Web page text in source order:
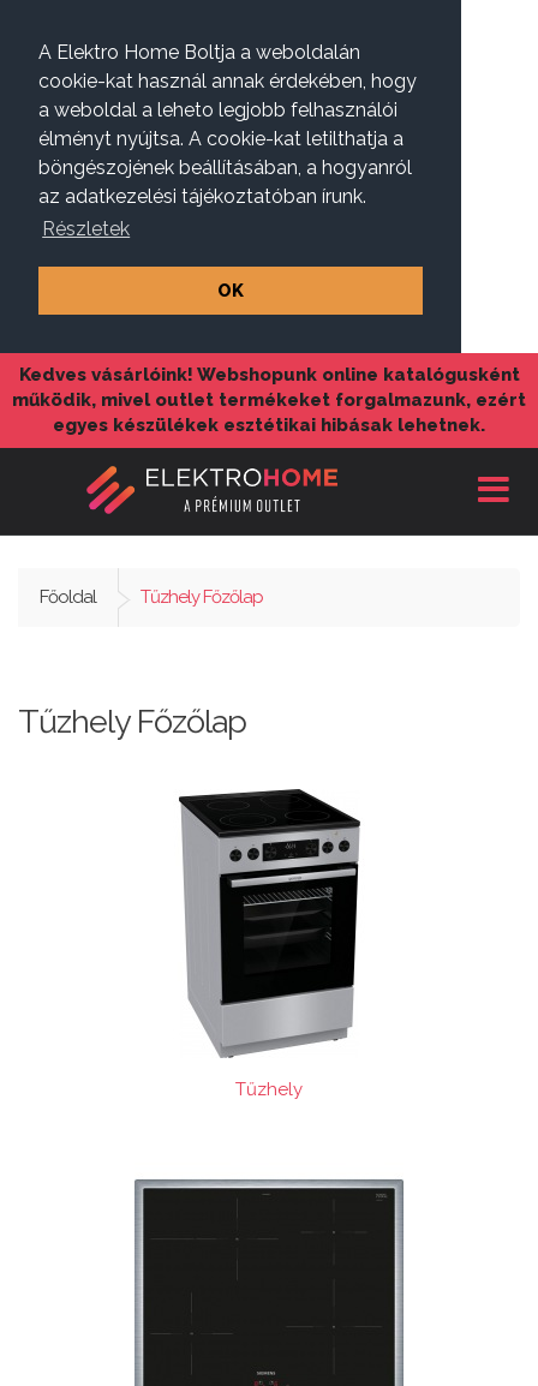
A Elektro Home Boltja a weboldalán
cookie-kat használ annak érdekében, hogy
a weboldal a leheto legjobb felhasználói
élményt nyújtsa. A cookie-kat letilthatja a
böngészojének beállításában, a hogyanról
az adatkezelési tájékoztatóban írunk.
Részletek
OK
Kedves vásárlóink! Webshopunk online katalógusként
működik, mivel outlet termékeket forgalmazunk, ezért
egyes készülékek esztétikai hibásak lehetnek.
Főoldal Tűzhely Főzőlap
Tűzhely Főzőlap
Tűzhely